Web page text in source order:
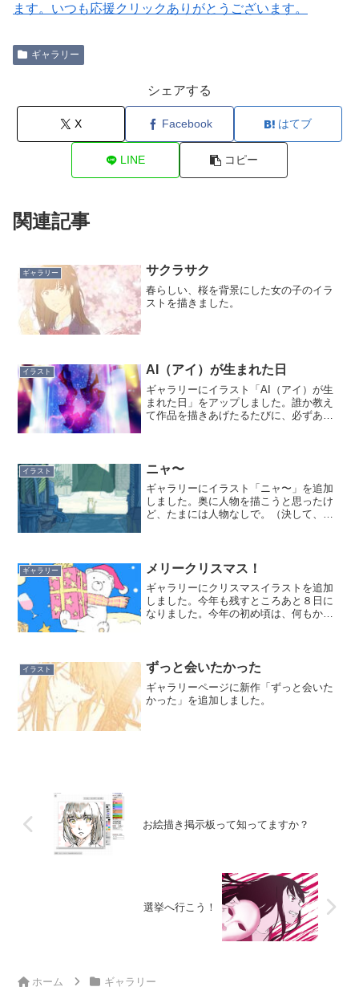
ます。いつも応援クリックありがとうございます。
ギャラリー
シェアする
X Facebook はてブ
LINE コピー
関連記事
ギャラリー サクラサク
春らしい、桜を背景にした女の子のイラ
ストを描きました。
イラスト AI（アイ）が生まれた日
ギャラリーにイラスト「AI（アイ）が生
まれた日」をアップしました。誰か教え
て作品を描きあげたるたびに、必ずある
作品を区別できるし、何...
イラスト ニャ〜
ギャラリーにイラスト「ニャ〜」を追加
しました。奥に人物を描こうと思ったけ
ど、たまには人物なしで。（決して、シ
街という商店街の路地をモ...
ギャラリー メリークリスマス！
ギャラリーにクリスマスイラストを追加
しました。今年も残すところあと８日に
なりました。今年の初め頃は、何もかも
ことできたり、選挙広報の...
イラスト ずっと会いたかった
ギャラリーページに新作「ずっと会いた
かった」を追加しました。
お絵描き掲示板って知ってますか？
選挙へ行こう！
ホーム ギャラリー